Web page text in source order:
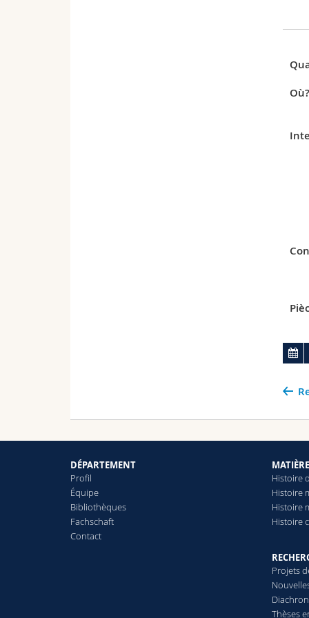
Où?
DÉPARTEMENT
Profil
Équipe
Bibliothèques
Fachschaft
Contact
Histoire
Histoire
Histoire
Histoire
Projets
Thèses